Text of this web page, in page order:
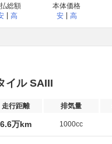
総額
高
本体価格
安
高
イル SAIII
走行距離 排気量
6.6万km 1000cc